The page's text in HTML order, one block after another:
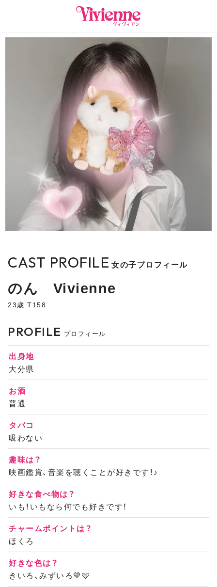
CAST PROFILE 女の子プロフィール
のん Vivienne
23歳 T158
PROFILE プロフィール
出身地
大分県
お酒
普通
タバコ
吸わない
趣味は？
映画鑑賞、音楽を聴くことが好きです！♪
好きな食べ物は？
いも！いもなら何でも好きです！
チャームポイントは？
ほくろ
好きな色は？
きいろ、みずいろ💛🩵